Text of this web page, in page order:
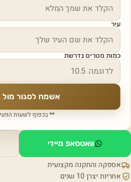
עיר
כמות מטרים נדרשת
אשמח לסגור מול
** בכפוף לשעות
וואטסאפ מיידי
אספקה והתקנה מקצועית
אחריות יצרן 10 שנים